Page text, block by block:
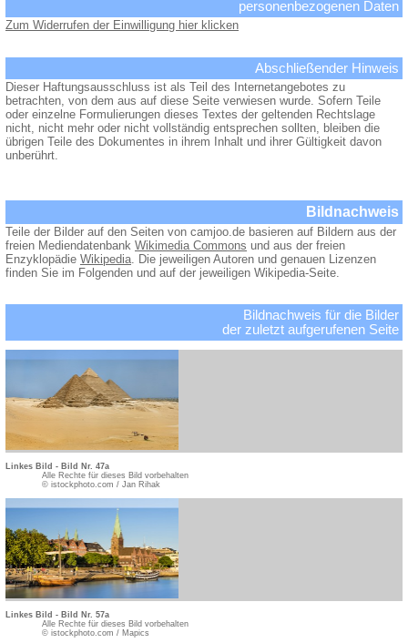
personenbezogenen Daten
Zum Widerrufen der Einwilligung hier klicken
Abschließender Hinweis
Dieser Haftungsausschluss ist als Teil des Internetangebotes zu
betrachten, von dem aus auf diese Seite verwiesen wurde. Sofern Teile
oder einzelne Formulierungen dieses Textes der geltenden Rechtslage
nicht, nicht mehr oder nicht vollständig entsprechen sollten, bleiben die
übrigen Teile des Dokumentes in ihrem Inhalt und ihrer Gültigkeit davon
unberührt.
Bildnachweis
Teile der Bilder auf den Seiten von camjoo.de basieren auf Bildern aus der
freien Mediendatenbank Wikimedia Commons und aus der freien
Enzyklopädie Wikipedia . Die jeweiligen Autoren und genauen Lizenzen
finden Sie im Folgenden und auf der jeweiligen Wikipedia-Seite.
Bildnachweis für die Bilder
der zuletzt aufgerufenen Seite
Linkes Bild - Bild Nr. 47a
Alle Rechte für dieses Bild vorbehalten
© istockphoto.com / Jan Rihak
Linkes Bild - Bild Nr. 57a
Alle Rechte für dieses Bild vorbehalten
© istockphoto.com / Mapics